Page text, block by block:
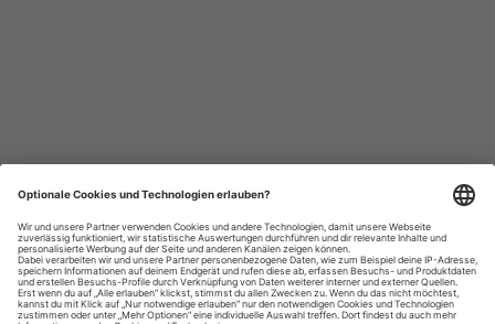
Datenschutzhinweise
Impressum
Privatsphäre-Einstellungen